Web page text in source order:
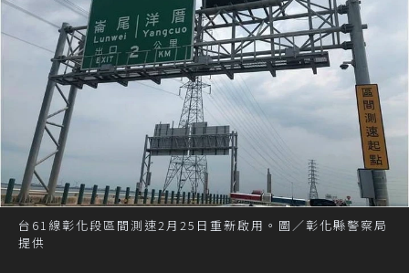
台61線彰化段區間測速2月25日重新啟用。圖／彰化縣警察局
提供